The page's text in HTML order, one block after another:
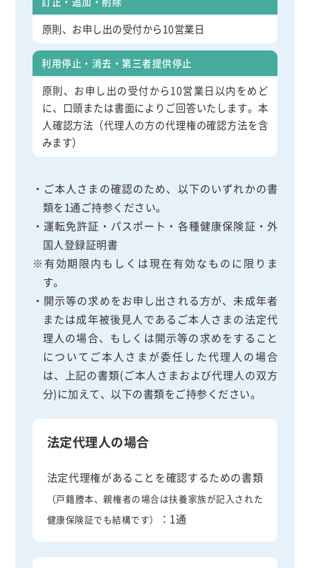
原則、お申し出の受付から10営業日
利用停止・消去・第三者提供停止
原則、お申し出の受付から10営業日以内をめど
に、口頭または書面によりご回答いたします。本
人確認方法（代理人の方の代理権の確認方法を含
みます）
・ご本人さまの確認のため、以下のいずれかの書
類を1通ご持参ください。
・運転免許証・パスポート・各種健康保険証・外
国人登録証明書
※有効期限内もしくは現在有効なものに限りま
す。
・開示等の求めをお申し出される方が、未成年者
または成年被後見人であるご本人さまの法定代
理人の場合、もしくは開示等の求めをすること
についてご本人さまが委任した代理人の場合
は、上記の書類(ご本人さまおよび代理人の双方
分)に加えて、以下の書類をご持参ください。
法定代理人の場合
法定代理権があることを確認するための書類
（戸籍謄本、親権者の場合は扶養家族が記入された
健康保険証でも結構です）
：1通